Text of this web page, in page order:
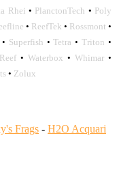
Rhei • PlanctonTech • Poly
• ReefTek • Rossmont •
• Superfish •Tetra •Triton •
• Waterbox • Whimar •
• Zolux
Frags - H2O Acquari